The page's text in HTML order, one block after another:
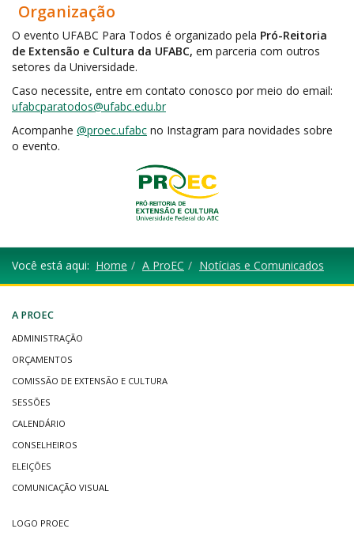
Organização
O evento UFABC Para Todos é organizado pela Pró-Reitoria
de Extensão e Cultura da UFABC, em parceria com outros
setores da Universidade.
Caso necessite, entre em contato conosco por meio do email:
ufabcparatodos@ufabc.edu.br
Acompanhe @proec.ufabc no Instagram para novidades sobre
o evento.
Você está aqui: Home A ProEC Notícias e Comunicados
A PROEC
ADMINISTRAÇÃO
ORÇAMENTOS
COMISSÃO DE EXTENSÃO E CULTURA
SESSÕES
CALENDÁRIO
CONSELHEIROS
ELEIÇÕES
COMUNICAÇÃO VISUAL
LOGO PROEC